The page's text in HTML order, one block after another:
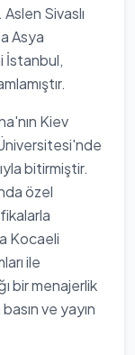
Sivaslı
Asya
İstanbul,
Kiev
bitirmiştir.
özel
Kocaeli
ile
bir menajerlik
ve yayın